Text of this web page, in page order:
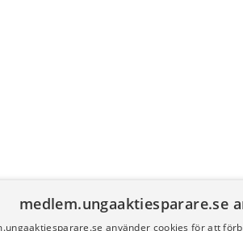
medlem.ungaaktiesparare.se
använder cookies för att